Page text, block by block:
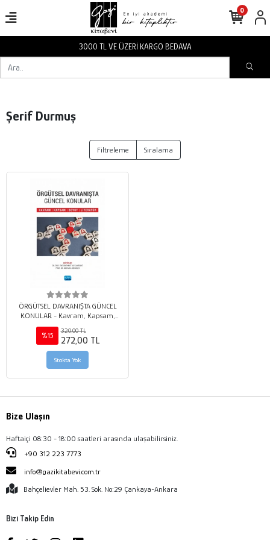
3000 TL VE ÜZERİ KARGO BEDAVA
0
Şerif Durmuş
Filtreleme Sıralama
ÖRGÜTSEL DAVRANIŞTA GÜNCEL
KONULAR - Kavram, Kapsam,
Boyut ve Literatür
%15
320,00 TL
272,00 TL
Stokta Yok
Bize Ulaşın
Haftaiçi 08:30 - 18:00 saatleri arasında ulaşabilirsiniz.
+90 312 223 7773
info@gazikitabevi.com.tr
Bahçelievler Mah. 53. Sok. No:29 Çankaya-Ankara
Bizi Takip Edin